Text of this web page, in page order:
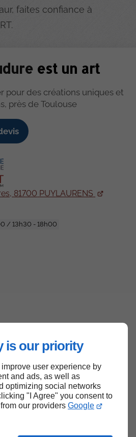
is our priority
user experience by
and ads, as well as
optimizing social networks
"I Agree" you consent to
our providers Google
faites confiance à
81700 PUYLAURENS
/ 13h30 - 18h00
est un art
pour des créations uniques et
près de Toulouse
Haut de page